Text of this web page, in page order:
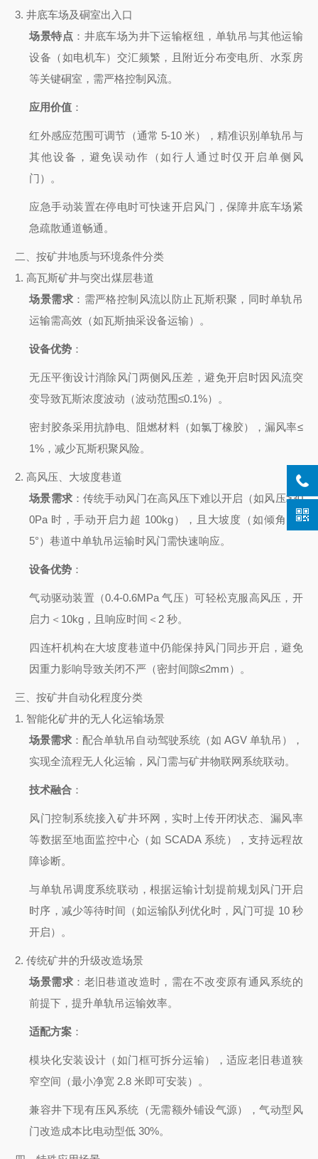
3.井底车场及硐室出入口
场景特点 ：井底车场为井下运输枢纽，单轨吊与其他运输
设备（如电机车）交汇频繁，且附近分布变电所、水泵房
等关键硐室，需严格控制风流。
应用价值 ：
红外感应范围可调节（通常 5-10 米），精准识别单轨吊与
其他设备，避免误动作（如行人通过时仅开启单侧风
门）。
应急手动装置在停电时可快速开启风门，保障井底车场紧
急疏散通道畅通。
二、按矿井地质与环境条件分类
1.高瓦斯矿井与突出煤层巷道
场景需求 ：需严格控制风流以防止瓦斯积聚，同时单轨吊
运输需高效（如瓦斯抽采设备运输）。
设备优势 ：
无压平衡设计消除风门两侧风压差，避免开启时因风流突
变导致瓦斯浓度波动（波动范围≤0.1%）。
密封胶条采用抗静电、阻燃材料（如氯丁橡胶），漏风率≤
1%，减少瓦斯积聚风险。
2.高风压、大坡度巷道
场景需求：传统手动风门在高风压下难以开启（如风压≥30
0Pa 时，手动开启力超 100kg），且大坡度（如倾角＞1
5°）巷道中单轨吊运输时风门需快速响应。
设备优势 ：
气动驱动装置（0.4-0.6MPa 气压）可轻松克服高风压，开
启力＜10kg，且响应时间＜2 秒。
四连杆机构在大坡度巷道中仍能保持风门同步开启，避免
因重力影响导致关闭不严（密封间隙≤2mm）。
三、按矿井自动化程度分类
1. 智能化矿井的无人化运输场景
场景需求 ：配合单轨吊自动驾驶系统（如 AGV 单轨吊），
实现全流程无人化运输，风门需与矿井物联网系统联动。
技术融合 ：
风门控制系统接入矿井环网，实时上传开闭状态、漏风率
等数据至地面监控中心（如 SCADA 系统），支持远程故
障诊断。
与单轨吊调度系统联动，根据运输计划提前规划风门开启
时序，减少等待时间（如运输队列优化时，风门可提 10 秒
开启）。
2.传统矿井的升级改造场景
场景需求 ：老旧巷道改造时，需在不改变原有通风系统的
前提下，提升单轨吊运输效率。
适配方案 ：
模块化安装设计（如门框可拆分运输），适应老旧巷道狭
窄空间（最小净宽 2.8 米即可安装）。
兼容井下现有压风系统（无需额外铺设气源），气动型风
门改造成本比电动型低 30%。